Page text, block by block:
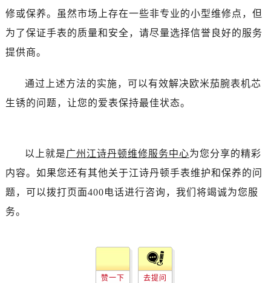
修或保养。虽然市场上存在一些非专业的小型维修点，但
为了保证手表的质量和安全，请尽量选择信誉良好的服务
提供商。
通过上述方法的实施，可以有效解决欧米茄腕表机芯
生锈的问题，让您的爱表保持最佳状态。
以上就是广州江诗丹顿维修服务中心为您分享的精彩
内容。如果您还有其他关于江诗丹顿手表维护和保养的问
题，可以拨打页面400电话进行咨询，我们将竭诚为您服
务。
赞一下 去提问